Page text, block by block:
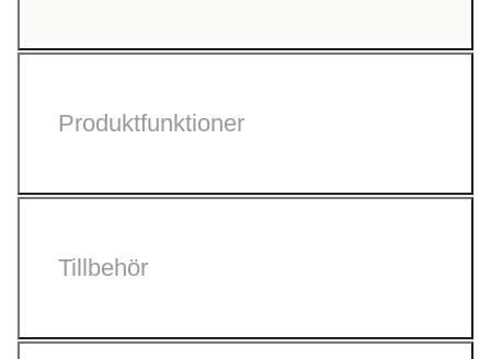
Produktfunktioner
Tillbehör